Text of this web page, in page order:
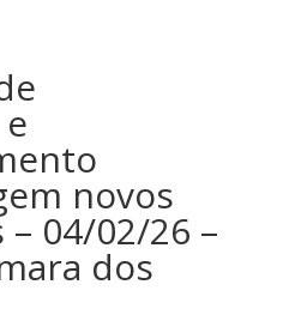
novos
04/02/26 –
dos